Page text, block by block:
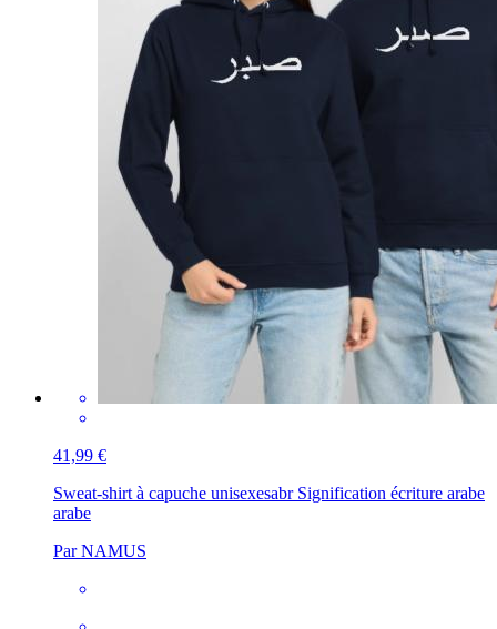
41,99 €
Sweat-shirt à capuche unisexesabr Signification écriture arabe
arabe
Par NAMUS